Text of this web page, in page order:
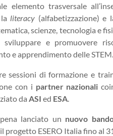
elemento trasversale
literacy (alfabetizzazione) e
scienze, tecnologia e
sviluppare e promuovere
e apprendimento delle STEM.
sessioni di formazione e
con i partner nazionali
da ASI ed ESA.
lanciato un nuovo
progetto ESERO Italia fino al